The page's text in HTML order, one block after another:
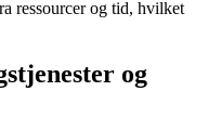
ressourcer og tid, hvilket
og